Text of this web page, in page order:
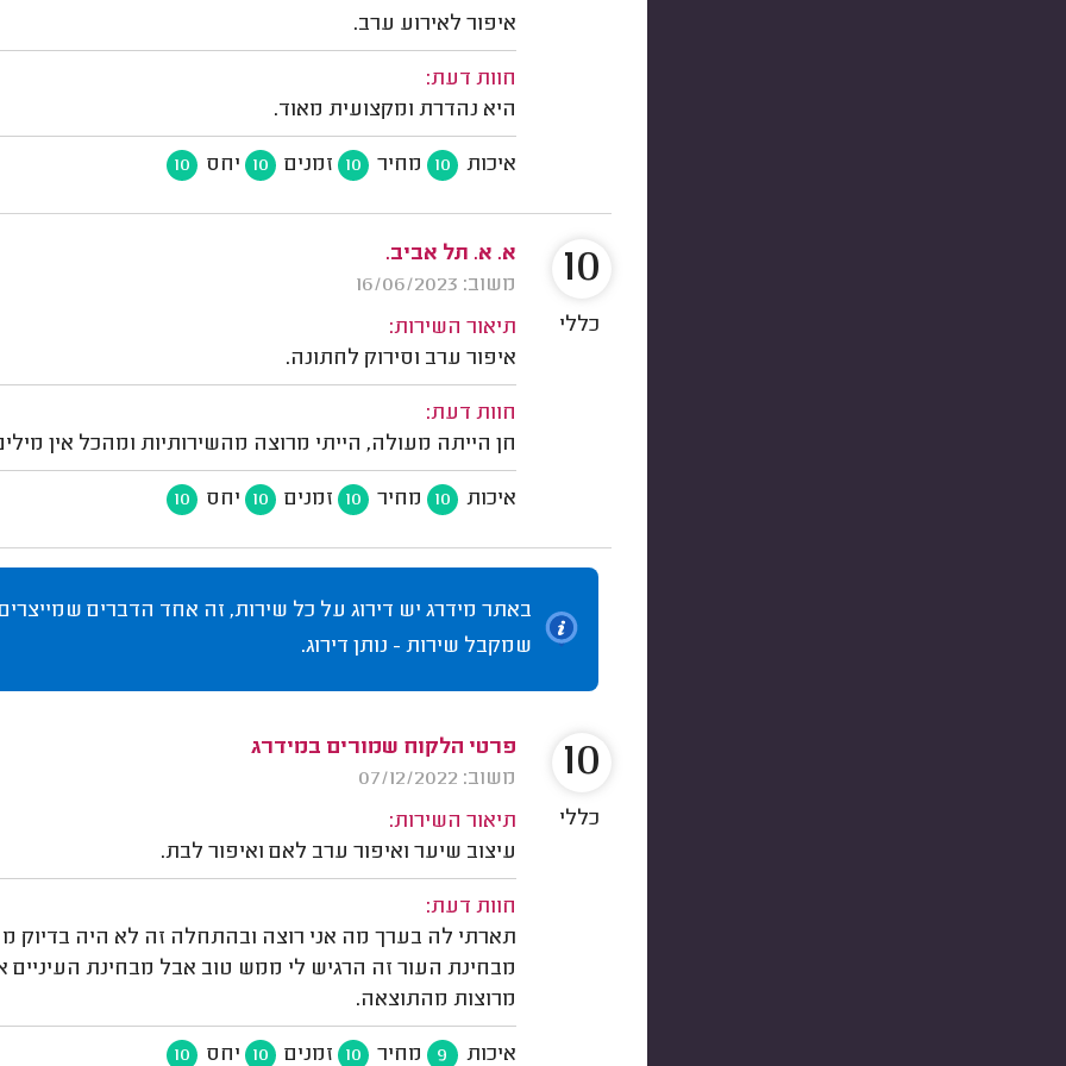
איפור לאירוע ערב.
חוות דעת:
היא נהדרת ומקצועית מאוד.
איכות 10 מחיר 10 זמנים 10 יחס 10
א. א. תל אביב.
משוב: 16/06/2023
תיאור השירות:
איפור ערב וסירוק לחתונה.
חוות דעת:
חן הייתה מעולה, הייתי מרוצה מהשירותיות ומהכל אין
איכות 10 מחיר 10 זמנים 10 יחס 10
10
כללי
באתר מידרג יש דירוג על כל שירות, זה אחד הדברים
שמקבל שירות - נותן דירוג.
פרטי הלקוח שמורים במידרג
משוב: 07/12/2022
תיאור השירות:
עיצוב שיער ואיפור ערב לאם ואיפור לבת.
חוות דעת:
תארתי לה בערך מה אני רוצה ובהתחלה זה לא היה בדיוק
מבחינת העור זה הרגיש לי ממש טוב אבל מבחינת
מרוצות מהתוצאה.
איכות 9 מחיר 10 זמנים 10 יחס 10
10
כללי